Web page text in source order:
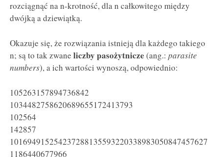
rozciągnąć na n-krotność, dla n całkowitego między
dwójką a dziewiątką.
Okazuje się, że rozwiązania istnieją dla każdego takiego
n; są to tak zwane liczby pasożytnicze (ang.: parasite
numbers), a ich wartości wynoszą, odpowiednio:
105263157894736842
1034482758620689655172413793
102564
142857
101694915254237288135593220338983050847457627
1186440677966